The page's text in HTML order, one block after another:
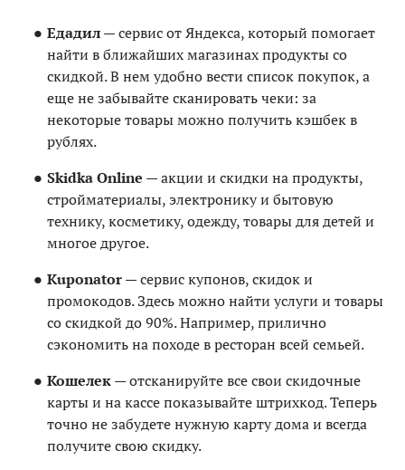
Едадил— сервис от Яндекса, который помогает
найти в ближайших магазинах продукты со
скидкой. В нем удобно вести список покупок, а
еще не забывайте сканировать чеки: за
некоторые товары можно получить кэшбек в
рублях.
Skidka Online — акции и скидки на продукты,
стройматериалы, электронику и бытовую
технику, косметику, одежду, товары для детей и
многое другое.
Kuponator— сервис купонов, скидок и
промокодов. Здесь можно найти услуги и товары
со скидкой до 90%. Например, прилично
сэкономить на походе в ресторан всей семьей.
Кошелек— отсканируйте все свои скидочные
карты и на кассе показывайте штрихкод. Теперь
точно не забудете нужную карту дома и всегда
получите свою скидку.